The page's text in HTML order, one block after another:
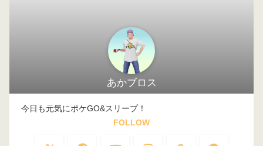
あかブロス
今日も元気にポケGO&スリープ！
FOLLOW